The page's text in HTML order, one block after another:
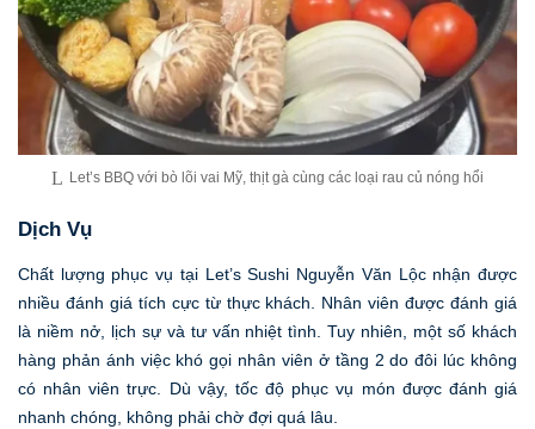
Let’s BBQ với bò lõi vai Mỹ, thịt gà cùng các loại rau củ nóng hổi
Dịch Vụ
Chất lượng phục vụ tại Let’s Sushi Nguyễn Văn Lộc nhận được
nhiều đánh giá tích cực từ thực khách. Nhân viên được đánh giá
là niềm nở, lịch sự và tư vấn nhiệt tình. Tuy nhiên, một số khách
hàng phản ánh việc khó gọi nhân viên ở tầng 2 do đôi lúc không
có nhân viên trực. Dù vậy, tốc độ phục vụ món được đánh giá
nhanh chóng, không phải chờ đợi quá lâu.